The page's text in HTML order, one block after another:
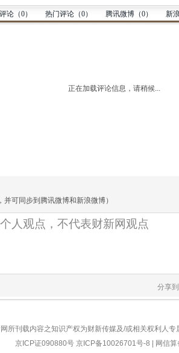
论（0） 热门评论（0） 腾讯微博（0） 新
正在加载评论信息，请稍候...
并可同步到腾讯微博和新浪微博）
分享
所刊载内容之知识产权为财新传媒及/或相关权利人
京ICP证090880号 京ICP备10026701号-8
网信